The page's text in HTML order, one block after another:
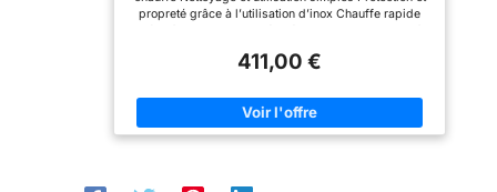
Projections, Gouttière)
propreté grâce à l’utilisation d’inox Chauffe rapide
411,00 €